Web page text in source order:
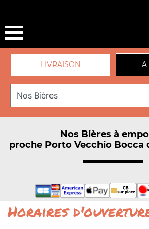
LIVRAISON A
Nos Bières à
proche Porto Vecchio Bocca
Horaires